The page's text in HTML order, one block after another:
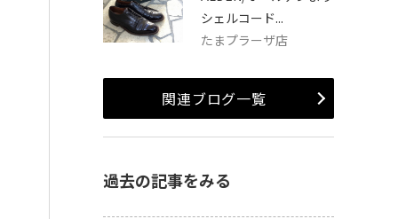
シェルコード...
たまプラーザ店
関連ブログ一覧
過去の記事をみる